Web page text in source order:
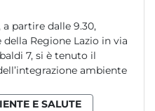
partire dalle 9.30,
della Regione Lazio in via
7, si è tenuto il
ambiente
E SALUTE